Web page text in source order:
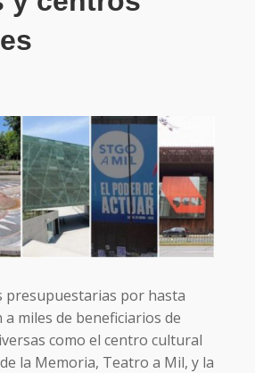
presupuestarias por hasta
a miles de beneficiarios de
como el centro cultural
la Memoria, Teatro a Mil, y la